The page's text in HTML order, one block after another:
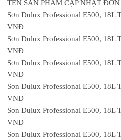
TÊN SẢN PHẨM CẬP NHẬT
Sơn Dulux Professional E500, 18L
VNĐ
Sơn Dulux Professional E500, 18L
VNĐ
Sơn Dulux Professional E500, 18L
VNĐ
Sơn Dulux Professional E500, 18L
VNĐ
Sơn Dulux Professional E500, 18L
VNĐ
Sơn Dulux Professional E500, 18L